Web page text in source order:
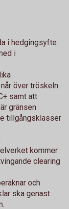
i hedgingsyfte
i
över tröskeln
samt att
gränsen
tillgångsklasser
kommer
clearing
och
ska genast